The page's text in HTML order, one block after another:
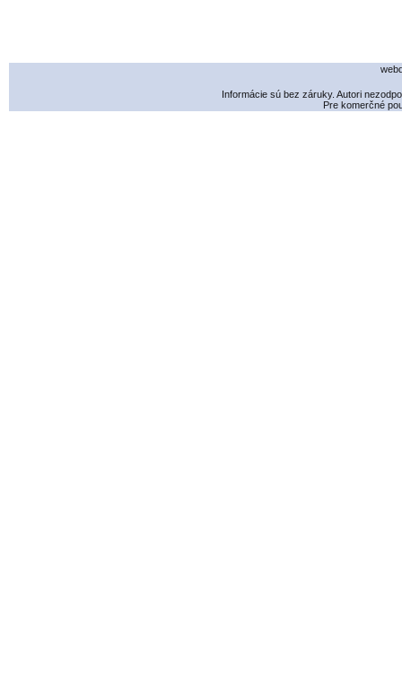
Informácie sú bez záruky. Autori
Pre komerčné